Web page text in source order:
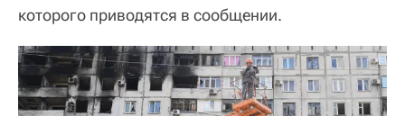
которого приводятся в сообщении.